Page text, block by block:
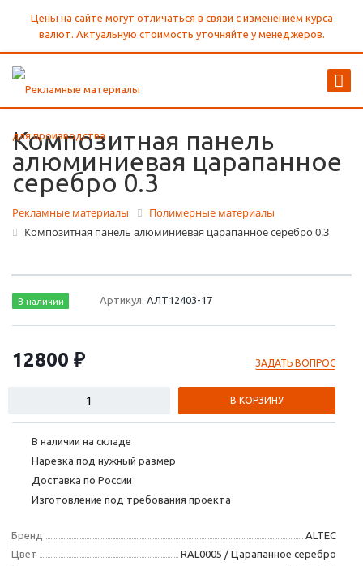
Цены на сайте могут отличаться в связи с изменением курса
валют. Актуальную стоимость уточняйте у менеджеров.
Композитная панель
алюминиевая царапанное
серебро 0.3
Рекламные материалы
Полимерные материалы
Композитная панель алюминиевая царапанное серебро 0.3
В наличии Артикул:АЛТ12403-17
12800 ₽ ЗАДАТЬ ВОПРОС
В КОРЗИНУ
В наличии на складе
Нарезка под нужный размер
Доставка по России
Изготовление под требования проекта
Бренд
ALTEC
Цвет
RAL0005 / Царапанное серебро